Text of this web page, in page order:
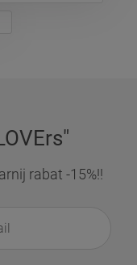
rabat -15%!!